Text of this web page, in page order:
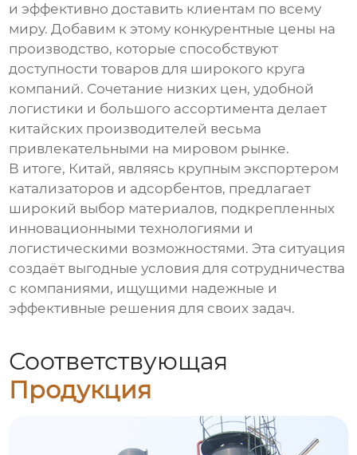
и эффективно доставить клиентам по всему
миру. Добавим к этому конкурентные цены на
производство, которые способствуют
доступности товаров для широкого круга
компаний. Сочетание низких цен, удобной
логистики и большого ассортимента делает
китайских производителей весьма
привлекательными на мировом рынке.
В итоге, Китай, являясь крупным экспортером
катализаторов и адсорбентов, предлагает
широкий выбор материалов, подкрепленных
инновационными технологиями и
логистическими возможностями. Эта ситуация
создаёт выгодные условия для сотрудничества
с компаниями, ищущими надежные и
эффективные решения для своих задач.
Соответствующая
Продукция